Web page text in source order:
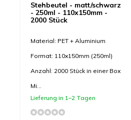
Stehbeutel - matt/schwarz
- 250ml - 110x150mm -
2000 Stück
Material: PET + Aluminium
Format: 110x150mm (250ml)
Anzahl: 2000 Stück in einer Box
Mi...
Lieferung in 1–2 Tagen